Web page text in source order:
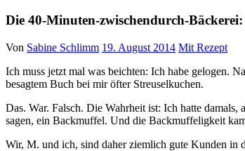
Die 40-Minuten-zwischendurch-
Von Sabine Schlimm 19. August 2014 Mit Rezept
Ich muss jetzt mal was beichten: Ich habe gelogen.
besagtem Buch bei mir öfter Streuselkuchen.
Das. War. Falsch. Die Wahrheit ist: Ich hatte
sagen, ein Backmuffel. Und die Backmuffeligkeit
Wir, M. und ich, sind daher ziemlich gute Kunden in